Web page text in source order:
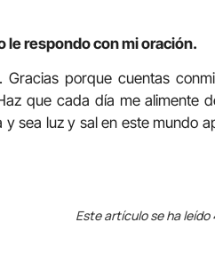
le respondo con mi oración.
porque cuentas
que cada día me alimente
sea luz y sal en este mundo
Este artículo se ha leído